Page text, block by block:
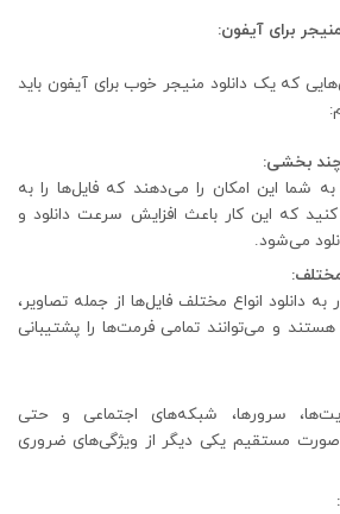
برای آیفون:
که یک دانلود منیجر خوب برای آیفون باید
چند بخشی:
به شما این امکان را می‌دهند که فایل‌ها را به
که این کار باعث افزایش سرعت دانلود و
می‌شود.
به دانلود انواع مختلف فایل‌ها از جمله تصاویر،
هستند و می‌توانند تمامی فرمت‌ها را پشتیبانی
سرورها، شبکه‌های اجتماعی و حتی
مستقیم یکی دیگر از ویژگی‌های ضروری